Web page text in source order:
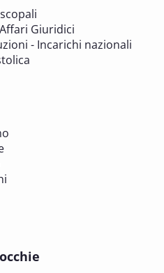
DI CULTO
CULTO
diocesani,
alla teologia
Giuridici
- Incarichi nazionali